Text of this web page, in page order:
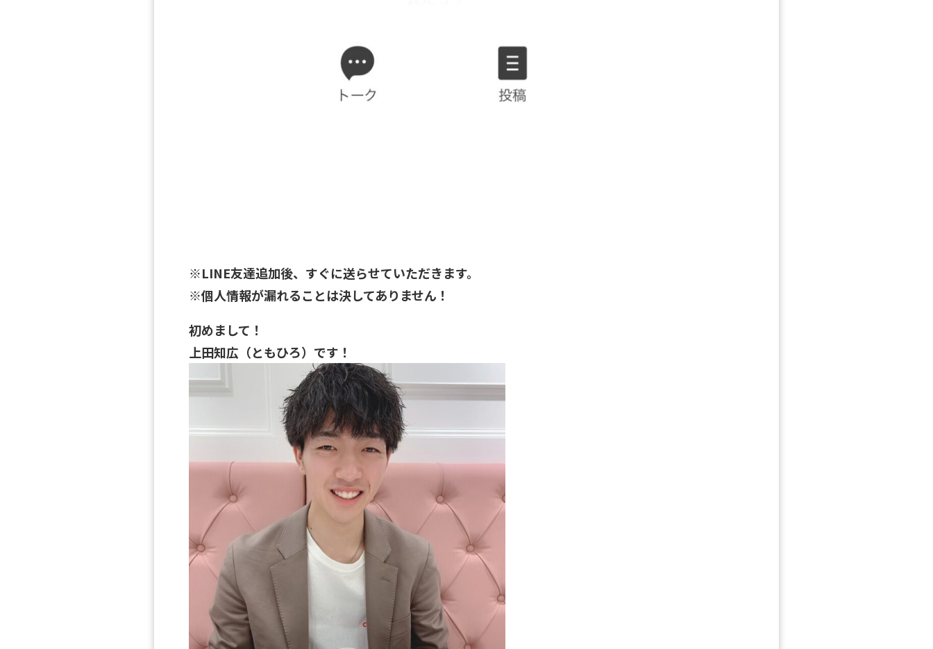
※LINE友達追加後、すぐに送らせていただきます。
※個人情報が漏れることは決してありません！
初めまして！
上田知広（ともひろ）です！